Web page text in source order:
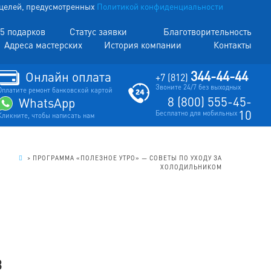
предусмотренных Политикой конфиденциальности
подарков Статус заявки
Благотворительность
Адреса мастерских
История компании Контакты
Онлайн оплата
ремонт банковской картой
WhatsApp
чтобы написать нам
+7 (812) 344-44-44
Звоните 24/7 без выходных
8 (800) 555-45-
10
Бесплатно для мобильных
> ПРОГРАММА «ПОЛЕЗНОЕ УТРО» — СОВЕТЫ ПО УХОДУ ЗА
ХОЛОДИЛЬНИКОМ